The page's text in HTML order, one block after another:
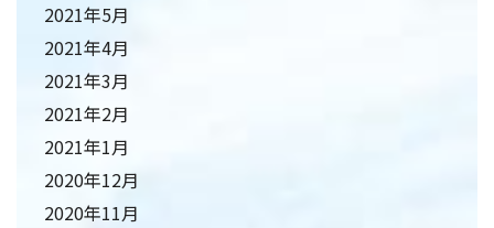
2021年5月
2021年4月
2021年3月
2021年2月
2021年1月
2020年12月
2020年11月